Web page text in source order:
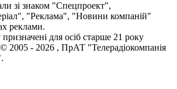
зі знаком "Спецпроект",
"Реклама", "Новини компаній"
реклами.
для осіб старше 21 року
2005 - 2026 , ПрАТ "Телерадіокомпанія